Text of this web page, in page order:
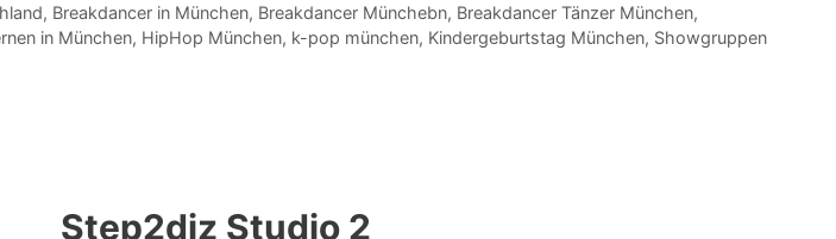
, Breakdancer in München, Breakdancer Münchebn, Breakdancer Tänzer München,
in München, HipHop München, k-pop münchen, Kindergeburtstag München, Showgruppen
Step2diz Studio 2